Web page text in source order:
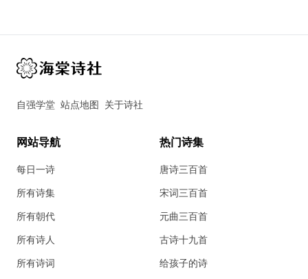
自强学堂 站点地图 关于诗社
网站导航
每日一诗
所有诗集
所有朝代
所有诗人
所有诗词
热门诗集
唐诗三百首
宋词三百首
元曲三百首
古诗十九首
给孩子的诗